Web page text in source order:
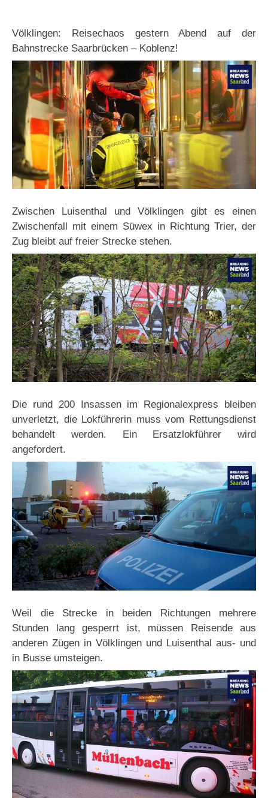
Völklingen: Reisechaos gestern Abend auf der
Bahnstrecke Saarbrücken – Koblenz!
Zwischen Luisenthal und Völklingen gibt es einen
Zwischenfall mit einem Süwex in Richtung Trier, der
Zug bleibt auf freier Strecke stehen.
Die rund 200 Insassen im Regionalexpress bleiben
unverletzt, die Lokführerin muss vom Rettungsdienst
behandelt werden. Ein Ersatzlokführer wird
angefordert.
Weil die Strecke in beiden Richtungen mehrere
Stunden lang gesperrt ist, müssen Reisende aus
anderen Zügen in Völklingen und Luisenthal aus- und
in Busse umsteigen.